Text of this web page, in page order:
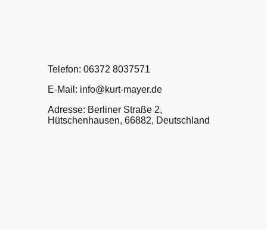
Telefon: 06372 8037571
E-Mail: info@kurt-mayer.de
Adresse: Berliner Straße 2,
Hütschenhausen, 66882, Deutschland